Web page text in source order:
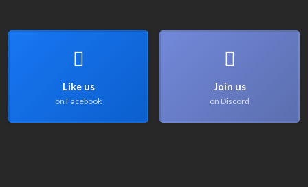
Like us
on Facebook
Join us
on Discord